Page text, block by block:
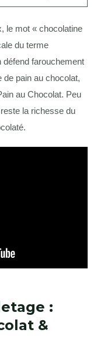
le mot « chocolatine
du terme
farouchement
de pain au chocolat,
au Chocolat. Peu
la richesse du
:
&